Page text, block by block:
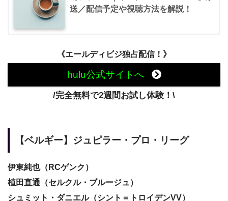
送／配信予定や視聴方法を解説！
《エールディビジ独占配信！》
hulu公式サイトへ
/完全無料で2週間お試し体験！\
【ベルギー】ジュピラー・プロ・リーグ
伊東純也（RCゲンク）
植田直通（セルクル・ブルージュ）
シュミット・ダニエル（シント＝トロイデンVV）